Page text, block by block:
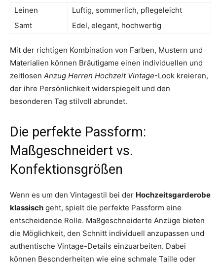
Leinen
Luftig, sommerlich, pflegeleicht
Samt
Edel, elegant, hochwertig
Mit der richtigen Kombination von Farben, Mustern und
Materialien können Bräutigame einen individuellen und
zeitlosen Anzug Herren Hochzeit Vintage-Look kreieren,
der ihre Persönlichkeit widerspiegelt und den
besonderen Tag stilvoll abrundet.
Die perfekte Passform:
Maßgeschneidert vs.
Konfektionsgrößen
Wenn es um den Vintagestil bei der Hochzeitsgarderobe
klassisch geht, spielt die perfekte Passform eine
entscheidende Rolle. Maßgeschneiderte Anzüge bieten
die Möglichkeit, den Schnitt individuell anzupassen und
authentische Vintage-Details einzuarbeiten. Dabei
können Besonderheiten wie eine schmale Taille oder